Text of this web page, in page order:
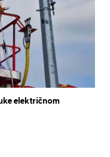
električnom